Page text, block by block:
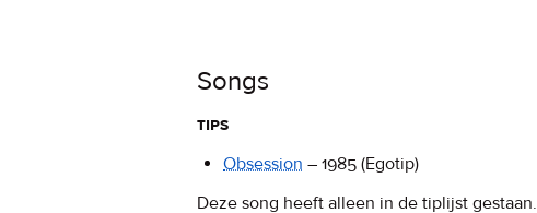
Songs
tips
Obsession – 1985 (Egotip)
Deze song heeft alleen in de tiplijst gestaan.